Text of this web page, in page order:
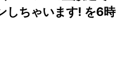
しちゃいます! を6時